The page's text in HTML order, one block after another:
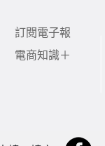
訂閱電子報
電商知識＋